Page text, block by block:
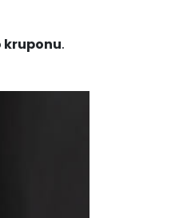
kruponu.